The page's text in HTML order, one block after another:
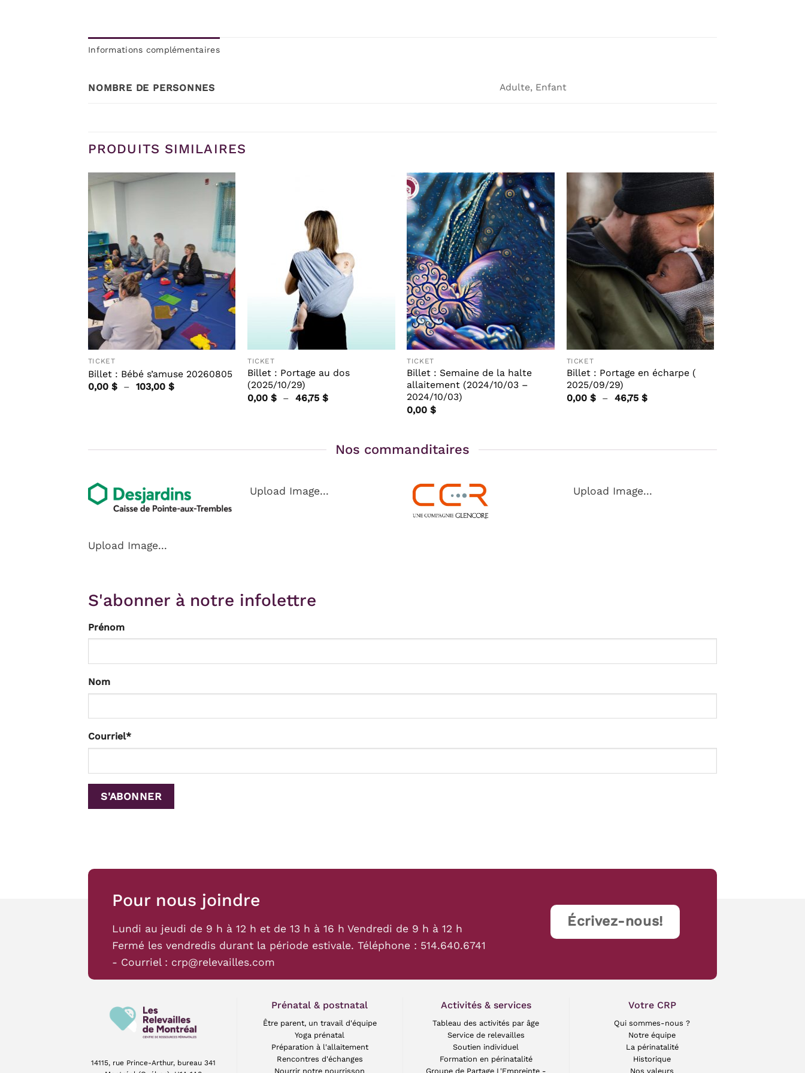
Informations complémentaires
NOMBRE DE PERSONNES Adulte, Enfant
PRODUITS SIMILAIRES
Ajouter
à la
wishlist
TICKET
Billet : Bébé s’amuse 20260805
0,00 $ – 103,00 $Plage
TICKET
Billet : Portage au dos
(2025/10/29)
0,00$ – 46,75$Plage
Ajouter
à la
wishlist
TICKET
Billet : Semaine de la halte
allaitement (2024/10/03 –
2024/10/03)
0,00$
Ajouter
à la
wishlist
TICKET
Billet : Portage en écharpe (
2025/09/29)
0,00 $ – 46,75 $Plage
Nos commanditaires
Upload Image... Upload Image...
Upload Image...
S'abonner à notre infolettre
Prénom
Nom
Courriel*
Pour nous joindre
Lundi au jeudi de 9 h à 12 h et de 13 h à 16 h Vendredi de 9 h à 12 h
Fermé les vendredis durant la période estivale. Téléphone : 514.640.6741
- Courriel : crp@relevailles.com
Écrivez-nous!
14115, rue Prince-Arthur, bureau 341
Prénatal & postnatal
Être parent, un travail d'équipe
Yoga prénatal
Préparation à l'allaitement
Rencontres d'échanges
Nourrir notre nourrisson
Activités & services
Tableau des activités par âge
Service de relevailles
Soutien individuel
Formation en périnatalité
Groupe de Partage L'Empreinte -
Votre CRP
Qui sommes-nous ?
Notre équipe
La périnatalité
Historique
Nos valeurs